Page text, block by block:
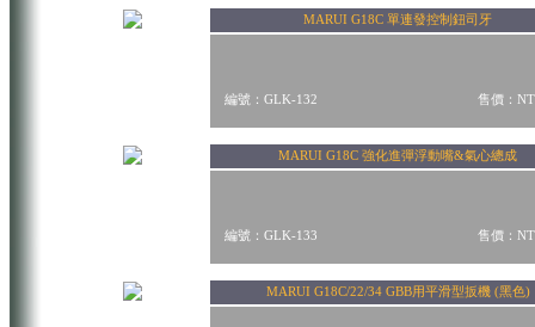
MARUI G18C 單連發控制鈕司牙
編號：GLK-132 售價：
MARUI G18C 強化進彈浮動嘴&氣心總成
編號：GLK-133 售價：
MARUI G18C/22/34 GBB用平滑型扳機 (黑色)